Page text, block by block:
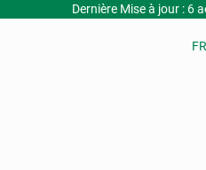
Dernière Mise à jour : 6
FR